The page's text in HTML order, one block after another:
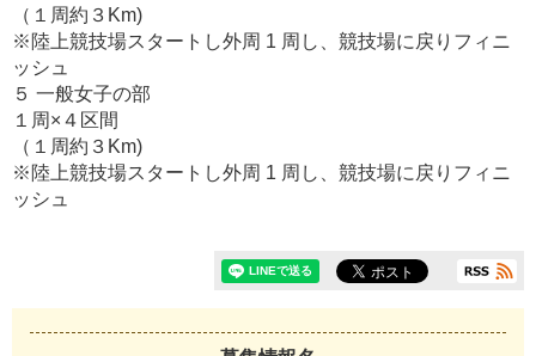
（１周約３Km)
※陸上競技場スタートし外周 1 周し、競技場に戻りフィニ
ッシュ
５ 一般女子の部
１周×４区間
（１周約３Km)
※陸上競技場スタートし外周 1 周し、競技場に戻りフィニ
ッシュ